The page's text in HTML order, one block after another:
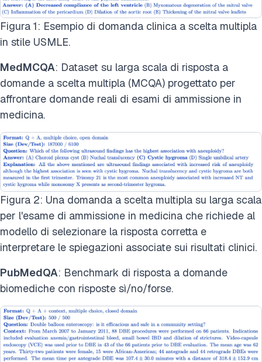
Figura 1: Esempio di domanda clinica a scelta multipla
in stile USMLE.
MedMCQA: Dataset su larga scala di risposta a
domande a scelta multipla (MCQA) progettato per
affrontare domande reali di esami di ammissione in
medicina.
Figura 2: Una domanda a scelta multipla su larga scala
per l'esame di ammissione in medicina che richiede al
modello di selezionare la risposta corretta e
interpretare le spiegazioni associate sui risultati clinici.
PubMedQA: Benchmark di risposta a domande
biomediche con risposte sì/no/forse.